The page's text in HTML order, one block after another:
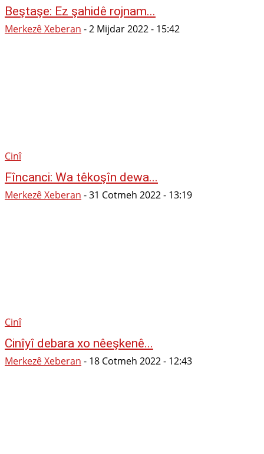
Beştaşe: Ez şahidê rojnam...
Merkezê Xeberan -2 Mijdar 2022 - 15:42
Cinî
Fîncanci: Wa têkoşîn dewa...
Merkezê Xeberan -31 Cotmeh 2022 - 13:19
Cinî
Cinîyî debara xo nêeşkenê...
Merkezê Xeberan - 18 Cotmeh 2022 - 12:43